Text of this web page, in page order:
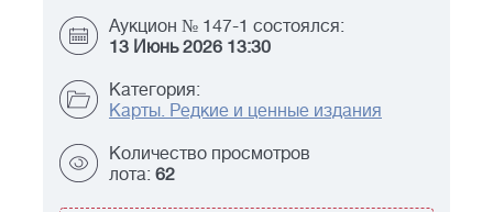
Аукцион № 147-1 состоялся:
13 Июнь 2026 13:30
Категория:
Карты. Редкие и ценные издания
Количество просмотров
лота: 62